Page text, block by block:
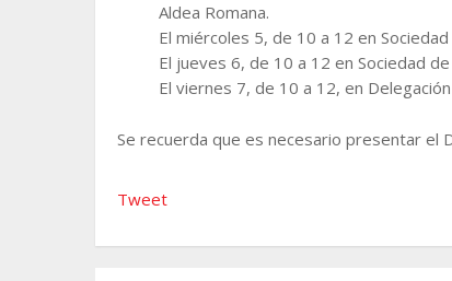
Aldea Romana.
El miércoles 5, de 10 a 12 en
El jueves 6, de 10 a 12 en Sociedad
El viernes 7, de 10 a 12, en
Se recuerda que es necesario presentar el
Tweet